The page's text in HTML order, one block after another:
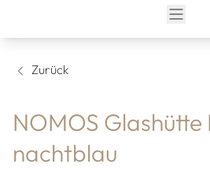
Zurück
NOMOS
nachtblau